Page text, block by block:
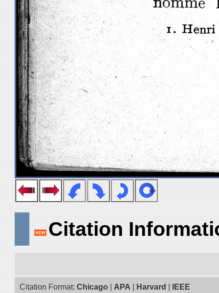
Citation
Citation Format: Chicago APA Harvard IEEE